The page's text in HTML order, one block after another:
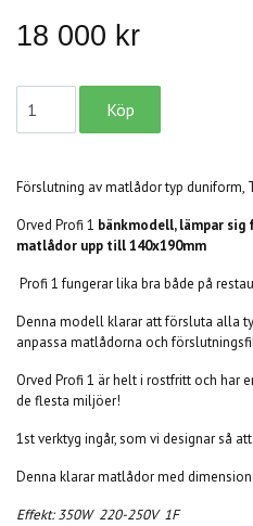
18 000 kr
Förslutning av matlådor typ duniform,
Orved Profi 1 bänkmodell, lämpar
matlådor upp till 140x190mm
Profi 1 fungerar lika bra både på
Denna modell klarar att försluta alla
anpassa matlådorna och
Orved Profi 1 är helt i rostfritt och har
de flesta miljöer!
1st verktyg ingår, som vi designar så
Denna klarar matlådor med
Effekt: 350W 220-250V 1F